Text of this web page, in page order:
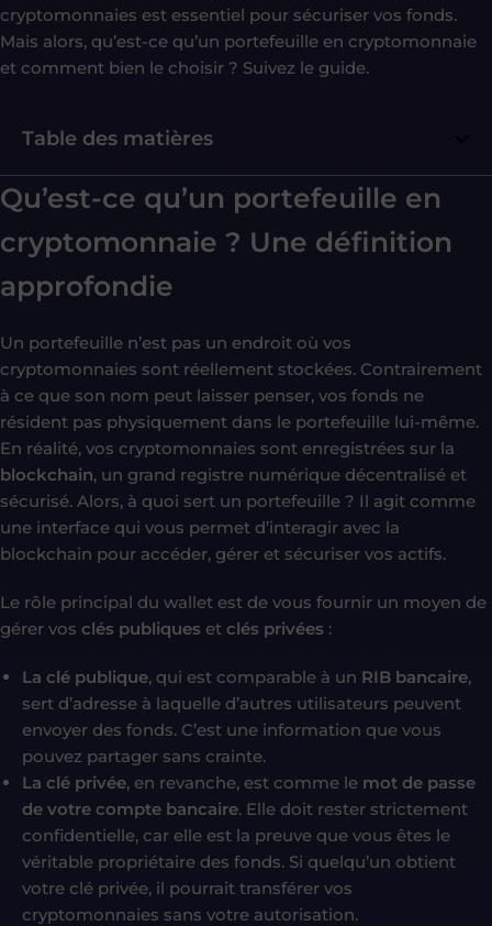
cryptomonnaies est essentiel pour sécuriser vos fonds.
Mais alors, qu’est-ce qu’un portefeuille en cryptomonnaie
et comment bien le choisir ? Suivez le guide.
Table des matières
Qu’est-ce qu’un portefeuille en
cryptomonnaie ? Une définition
approfondie
Un portefeuille n’est pas un endroit où vos
cryptomonnaies sont réellement stockées. Contrairement
à ce que son nom peut laisser penser, vos fonds ne
résident pas physiquement dans le portefeuille lui-même.
En réalité, vos cryptomonnaies sont enregistrées sur la
blockchain, un grand registre numérique décentralisé et
sécurisé. Alors, à quoi sert un portefeuille ? Il agit comme
une interface qui vous permet d’interagir avec la
blockchain pour accéder, gérer et sécuriser vos actifs.
Le rôle principal du wallet est de vous fournir un moyen de
gérer vos clés publiques et clés privées :
La clé publique, qui est comparable à un RIB bancaire,
sert d’adresse à laquelle d’autres utilisateurs peuvent
envoyer des fonds. C’est une information que vous
pouvez partager sans crainte.
La clé privée, en revanche, est comme le mot de passe
de votre compte bancaire. Elle doit rester strictement
confidentielle, car elle est la preuve que vous êtes le
véritable propriétaire des fonds. Si quelqu’un obtient
votre clé privée, il pourrait transférer vos
cryptomonnaies sans votre autorisation.